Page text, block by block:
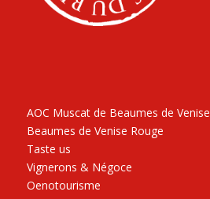
AOC Muscat de Beaumes de Venise
Beaumes de Venise Rouge
Taste us
Vignerons & Négoce
Oenotourisme